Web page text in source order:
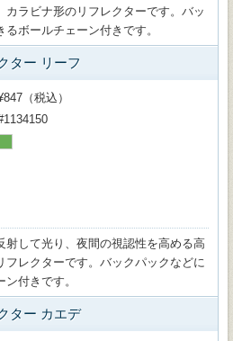
ラビナ形のリフレクターです。バッ
ボールチェーン付きです。
ター リーフ
（税込）
射して光り、夜間の視認性を高める高
フレクターです。バックパックなどに
付きです。
ター カエデ